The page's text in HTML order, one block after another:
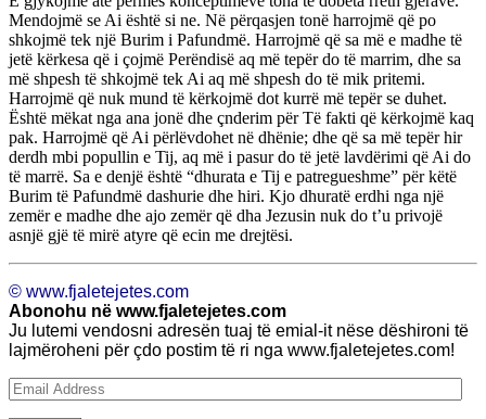
Mendojmë se Ai është si ne. Në përqasjen tonë harrojmë që po
shkojmë tek një Burim i Pafundmë. Harrojmë që sa më e madhe të
jetë kërkesa që i çojmë Perëndisë aq më tepër do të marrim, dhe sa
më shpesh të shkojmë tek Ai aq më shpesh do të mik pritemi.
Harrojmë që nuk mund të kërkojmë dot kurrë më tepër se duhet.
Është mëkat nga ana jonë dhe çnderim për Të fakti që kërkojmë kaq
pak. Harrojmë që Ai përlëvdohet në dhënie; dhe që sa më tepër hir
derdh mbi popullin e Tij, aq më i pasur do të jetë lavdërimi që Ai do
të marrë. Sa e denjë është “dhurata e Tij e patregueshme” për këtë
Burim të Pafundmë dashurie dhe hiri. Kjo dhuratë erdhi nga një
zemër e madhe dhe ajo zemër që dha Jezusin nuk do t’u privojë
asnjë gjë të mirë atyre që ecin me drejtësi.
© www.fjaletejetes.com
Abonohu në www.fjaletejetes.com
Ju lutemi vendosni adresën tuaj të emial-it nëse dëshironi të
lajmëroheni për çdo postim të ri nga www.fjaletejetes.com!
Email
Address